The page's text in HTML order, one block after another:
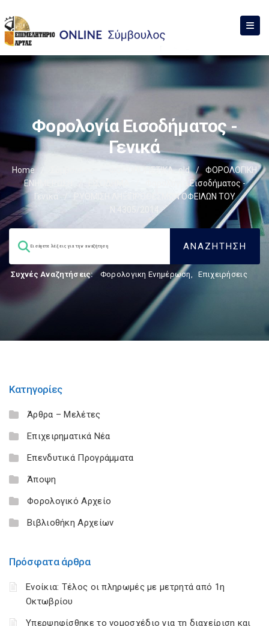
Φορολογία Εισοδήματος -
Γενικά
Home ΦΟΡΟΛΟΓΙΣΤΙΚΑ_old /
ΦΟΡΟΛΟΓΙΚΗ
ΕΝΗΜΕΡΩΣΗ
Φορολογία Εισοδήματος -
Γενικά
ΡΥΘΜΙΣΗ ΛΗΞΙΠΡΟΘΕΣΜΩΝ ΟΦΕΙΛΩΝ ΤΟΥ
Συχνές Αναζητήσεις: Φορολογικη Ενημέρωση, Επιχειρήσεις
Κατηγορίες
Άρθρα – Μελέτες
Επιχειρηματικά Νέα
Επενδυτικά Προγράμματα
Άποψη
Φορολογικό Αρχείο
Βιβλιοθήκη Αρχείων
Πρόσφατα άρθρα
Ενοίκια: Τέλος οι πληρωμές με μετρητά από 1η
Οκτωβρίου
Υπερψηφίσθηκε το νομοσχέδιο για τη διαχείριση και